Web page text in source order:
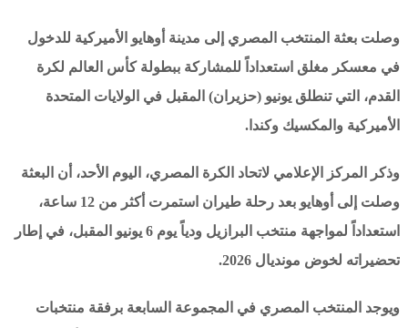
وصلت بعثة المنتخب المصري إلى مدينة أوهايو الأميركية للدخول
في معسكر مغلق استعداداً للمشاركة ببطولة كأس العالم لكرة
القدم، التي تنطلق يونيو (حزيران) المقبل في الولايات المتحدة
الأميركية والمكسيك وكندا.
وذكر المركز الإعلامي لاتحاد الكرة المصري، اليوم الأحد، أن البعثة
وصلت إلى أوهايو بعد رحلة طيران استمرت أكثر من 12 ساعة،
استعداداً لمواجهة منتخب البرازيل ودياً يوم 6 يونيو المقبل، في إطار
تحضيراته لخوض مونديال 2026.
ويوجد المنتخب المصري في المجموعة السابعة برفقة منتخبات